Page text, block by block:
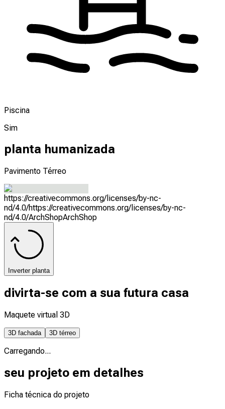
Piscina
Sim
planta humanizada
Pavimento Térreo
https://creativecommons.org/licenses/by-nc-
nd/4.0/https://creativecommons.org/licenses/by-nc-
nd/4.0/ArchShopArchShop
Inverter planta
divirta-se com a sua futura casa
Maquete virtual 3D
3D fachada 3D térreo
Carregando...
seu projeto em detalhes
Ficha técnica do projeto